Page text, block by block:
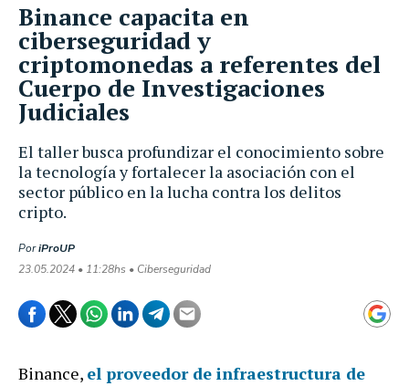
El taller busca profundizar el conocimiento sobre
la tecnología y fortalecer la asociación con el
sector público en la lucha contra los delitos
cripto.
PoriProUP
23.05.2024 • 11:28hs • Ciberseguridad
Binance capacita en
ciberseguridad y
criptomonedas a referentes del
Cuerpo de Investigaciones
Judiciales
Binance, el proveedor de infraestructura de